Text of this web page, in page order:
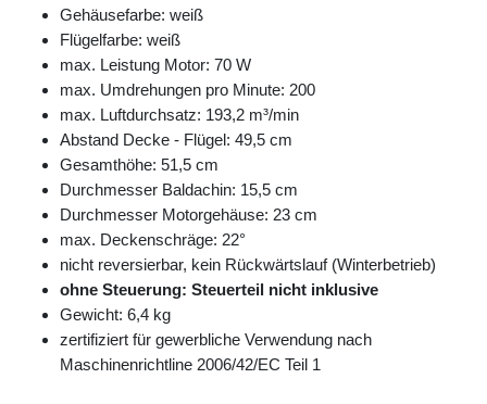
Gehäusefarbe: weiß
Flügelfarbe: weiß
max. Leistung Motor: 70 W
max. Umdrehungen pro Minute: 200
max. Luftdurchsatz: 193,2 m³/min
Abstand Decke - Flügel: 49,5 cm
Gesamthöhe: 51,5 cm
Durchmesser Baldachin: 15,5 cm
Durchmesser Motorgehäuse: 23 cm
max. Deckenschräge: 22°
nicht reversierbar, kein Rückwärtslauf (Winterbetrieb)
ohne Steuerung: Steuerteil nicht inklusive
Gewicht: 6,4 kg
zertifiziert für gewerbliche Verwendung nach
Maschinenrichtline 2006/42/EC Teil 1